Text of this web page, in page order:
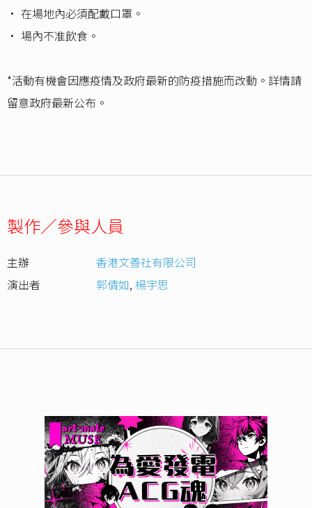
• 在場地內必須配戴口罩。
• 場內不准飲食。
*活動有機會因應疫情及政府最新的防疫措施而改動。詳情請
留意政府最新公布。
製作／參與人員
主辦
香港文善社有限公司
演出者
郭倩如,楊宇思